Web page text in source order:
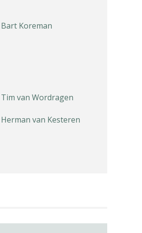
Bart Koreman
Tim van Wordragen
Herman van Kesteren